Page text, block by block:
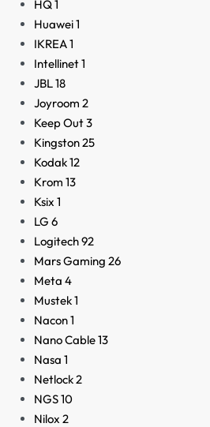
HQ1
Huawei1
IKREA1
Intellinet1
JBL18
Joyroom 2
Keep Out3
Kingston25
Kodak12
Krom 13
Ksix 1
LG 6
Logitech92
Mars Gaming 26
Meta 4
Mustek1
Nacon1
Nano Cable13
Nasa 1
Netlock2
NGS10
Nilox 2